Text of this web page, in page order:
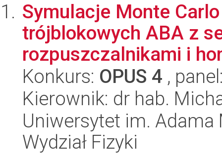
Symulacje Monte
trójblokowych ABA z
rozpuszczalnikami i
Konkurs: OPUS 4 ,
Kierownik: dr hab.
Uniwersytet im.
Wydział Fizyki